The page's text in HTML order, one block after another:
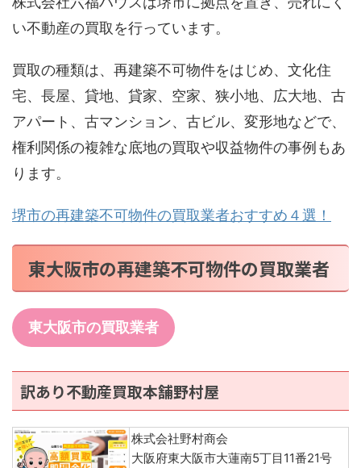
い不動産の買取を行っています。
買取の種類は、再建築不可物件をはじめ、文化住
宅、長屋、貸地、貸家、空家、狭小地、広大地、古
アパート、古マンション、古ビル、変形地などで、
権利関係の複雑な底地の買取や収益物件の事例もあ
ります。
堺市の再建築不可物件の買取業者おすすめ４選！
東大阪市の再建築不可物件の買取業者
東大阪市の買取業者
訳あり不動産買取本舗野村屋
株式会社野村商会
大阪府東大阪市大蓮南5丁目11番21号